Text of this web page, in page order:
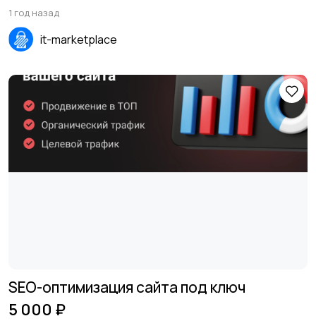
1 год назад
it-marketplace
SEO-оптимизация сайта под ключ
5 000 ₽